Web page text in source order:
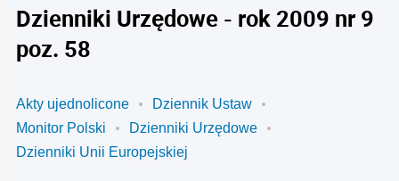
Dzienniki Urzędowe - rok 2009 nr 9
poz. 58
Akty ujednolicone
Dziennik Ustaw
Monitor Polski
Dzienniki Urzędowe
Dzienniki Unii Europejskiej